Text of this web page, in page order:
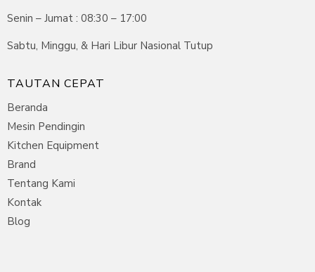
Senin – Jumat : 08:30 – 17:00
Sabtu, Minggu, & Hari Libur Nasional Tutup
TAUTAN CEPAT
Beranda
Mesin Pendingin
Kitchen Equipment
Brand
Tentang Kami
Kontak
Blog